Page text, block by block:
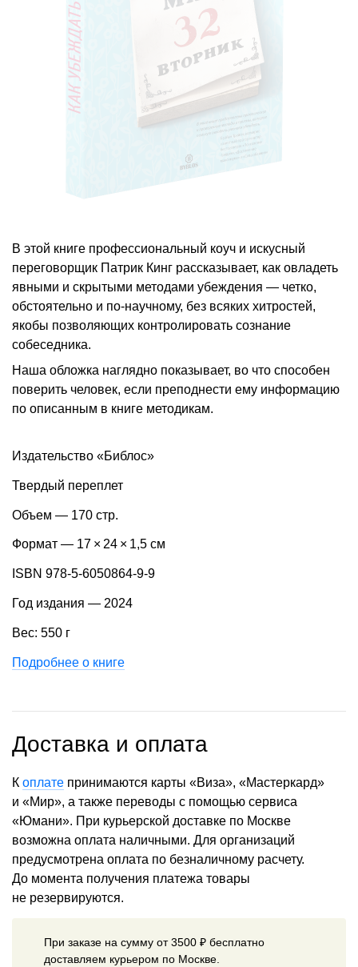
В этой книге профессиональный коуч и искусный
переговорщик Патрик Кинг рассказывает, как овладеть
явными и скрытыми методами убеждения — четко,
обстоятельно и по-научному, без всяких хитростей,
якобы позволяющих контролировать сознание
собеседника.
Наша обложка наглядно показывает, во что способен
поверить человек, если преподнести ему информацию
по описанным в книге методикам.
Издательство «Библос»
Твердый переплет
Объем — 170 стр.
Формат — 17 × 24 × 1,5 см
ISBN 978-5-6050864-9-9
Год издания — 2024
Вес: 550 г
Подробнее о книге
Доставка и оплата
К оплате принимаются карты «Виза», «Мастеркард»
и «Мир», а также переводы с помощью сервиса
«Юмани». При курьерской доставке по Москве
возможна оплата наличными. Для организаций
предусмотрена оплата по безналичному расчету.
До момента получения платежа товары
не резервируются.
При заказе на сумму от 3500 ₽ бесплатно
доставляем курьером по Москве.